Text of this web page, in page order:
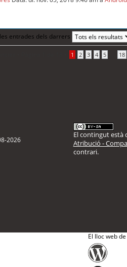
entrades dels darrers
1 2 3 4 5 18
2026
El contingut està
Atribució -
contrari.
El lloc web